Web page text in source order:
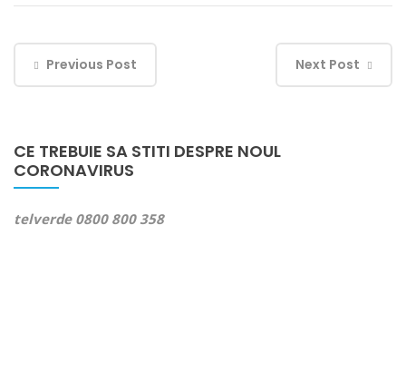
Previous Post Next Post
CE TREBUIE SA STITI DESPRE NOUL
CORONAVIRUS
telverde 0800 800 358